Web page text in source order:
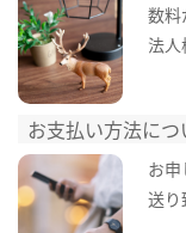
数料
法人
お支払い方法につ
お
送り